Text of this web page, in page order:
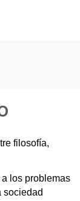
filosofía,
los problemas
sociedad